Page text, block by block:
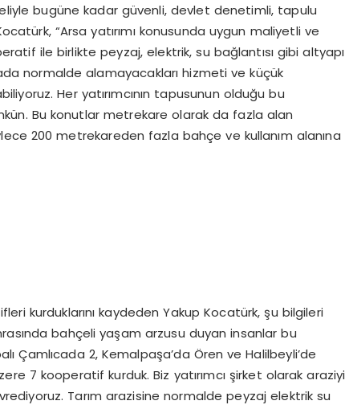
bugüne kadar güvenli, devlet denetimli, tapulu
“Arsa yatırımı konusunda uygun maliyetli ve
ile birlikte peyzaj, elektrik, su bağlantısı gibi altyapı
normalde alamayacakları hizmeti ve küçük
Her yatırımcının tapusunun olduğu bu
Bu konutlar metrekare olarak da fazla alan
200 metrekareden fazla bahçe ve kullanım alanına
kurduklarını kaydeden Yakup Kocatürk, şu bilgileri
bahçeli yaşam arzusu duyan insanlar bu
Çamlıcada 2, Kemalpaşa’da Ören ve Halilbeyli’de
7 kooperatif kurduk. Biz yatırımcı şirket olarak araziyi
Tarım arazisine normalde peyzaj elektrik su